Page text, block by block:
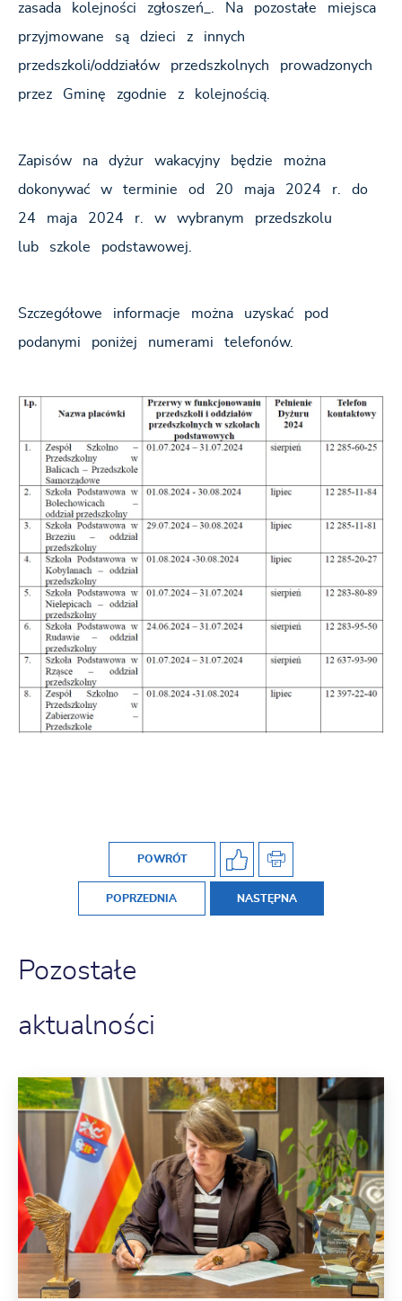
zasada kolejności zgłoszeń_. Na pozostałe miejsca
przyjmowane są dzieci z innych
przedszkoli/oddziałów przedszkolnych prowadzonych
przez Gminę zgodnie z kolejnością.
Zapisów na dyżur wakacyjny będzie można
dokonywać w terminie od 20 maja 2024 r. do
24 maja 2024 r. w wybranym przedszkolu
lub szkole podstawowej.
Szczegółowe informacje można uzyskać pod
podanymi poniżej numerami telefonów.
POWRÓT
POPRZEDNIA NASTĘPNA
Pozostałe
aktualności